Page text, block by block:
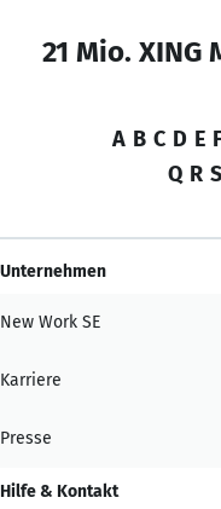
21 Mio.
A B C D E
Q R S
Unternehmen
New Work SE
Karriere
Presse
Hilfe & Kontakt